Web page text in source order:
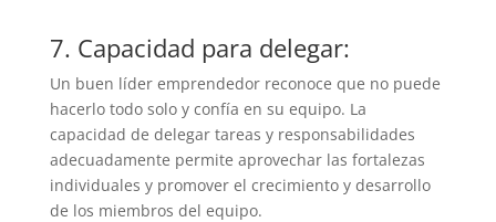
7. Capacidad para delegar:
Un buen líder emprendedor reconoce que no puede
hacerlo todo solo y confía en su equipo. La
capacidad de delegar tareas y responsabilidades
adecuadamente permite aprovechar las fortalezas
individuales y promover el crecimiento y desarrollo
de los miembros del equipo.